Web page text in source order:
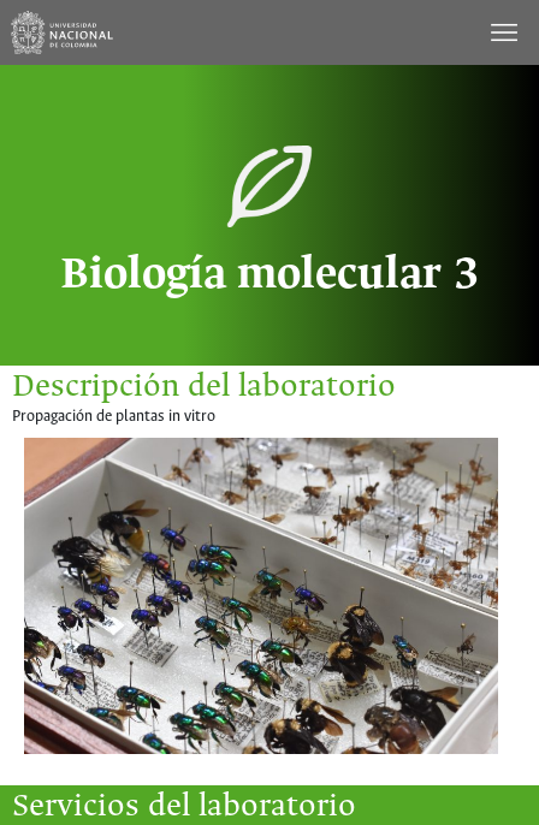
Saltar
contenido
Biología molecular 3
Descripción del laboratorio
Propagación de plantas in vitro
Servicios del laboratorio